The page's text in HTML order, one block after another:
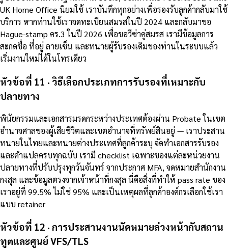
UK Home Office นิยมใช้ เราบันทึกทุกอย่างเพื่อรองรับลูกค้ากลับมาใช้
บริการ หากท่านใช้เราจดทะเบียนสมรสในปี 2024 และกลับมาขอ
Hague-stamp คร.3 ในปี 2026 เพื่อขอวีซ่าคู่สมรส เรามีข้อมูลการ
สะกดชื่อ ที่อยู่ ลายเซ็น และทนายผู้รับรองเดิมของท่านในระบบแล้ว
เริ่มงานใหม่ได้ในโทรเดียว
หัวข้อที่ 11 · วิธีเลือกประเภทการรับรองที่เหมาะกับ
ปลายทาง
พินัยกรรมและเอกสารมรดกระหว่างประเทศต้องผ่าน Probate ในเขต
อำนาจศาลของผู้เสียชีวิตและเขตอำนาจที่ทรัพย์สินอยู่ — เราประสาน
ทนายในไทยและทนายต่างประเทศที่ลูกค้าระบุ จัดทำเอกสารรับรอง
และคำแปลครบทุกฉบับ เรามี checklist เฉพาะของแต่ละหน่วยงาน
ปลายทางที่ปรับปรุงทุกวันจันทร์ จากประกาศ MFA, จดหมายสำนักงาน
กงสุล และข้อมูลตรงจากเจ้าหน้าที่กงสุล นี่คือสิ่งที่ทำให้ pass rate ของ
เราอยู่ที่ 99.5% ไม่ใช่ 95% และเป็นเหตุผลที่ลูกค้าองค์กรเลือกใช้เรา
แบบ retainer
หัวข้อที่ 12 · การประสานงานนัดหมายล่วงหน้ากับสถาน
ทูตและศูนย์ VFS/TLS